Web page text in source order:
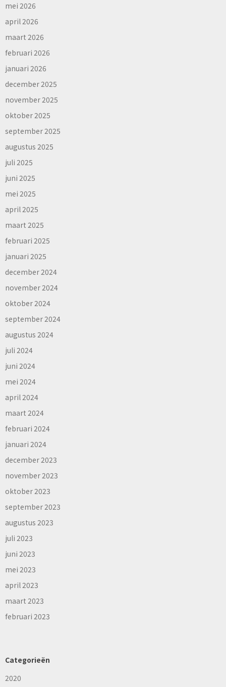
mei 2026
april 2026
maart 2026
februari 2026
januari 2026
december 2025
november 2025
oktober 2025
september 2025
augustus 2025
juli 2025
juni 2025
mei 2025
april 2025
maart 2025
februari 2025
januari 2025
december 2024
november 2024
oktober 2024
september 2024
augustus 2024
juli 2024
juni 2024
mei 2024
april 2024
maart 2024
februari 2024
januari 2024
december 2023
november 2023
oktober 2023
september 2023
augustus 2023
juli 2023
juni 2023
mei 2023
april 2023
maart 2023
februari 2023
Categorieën
2020